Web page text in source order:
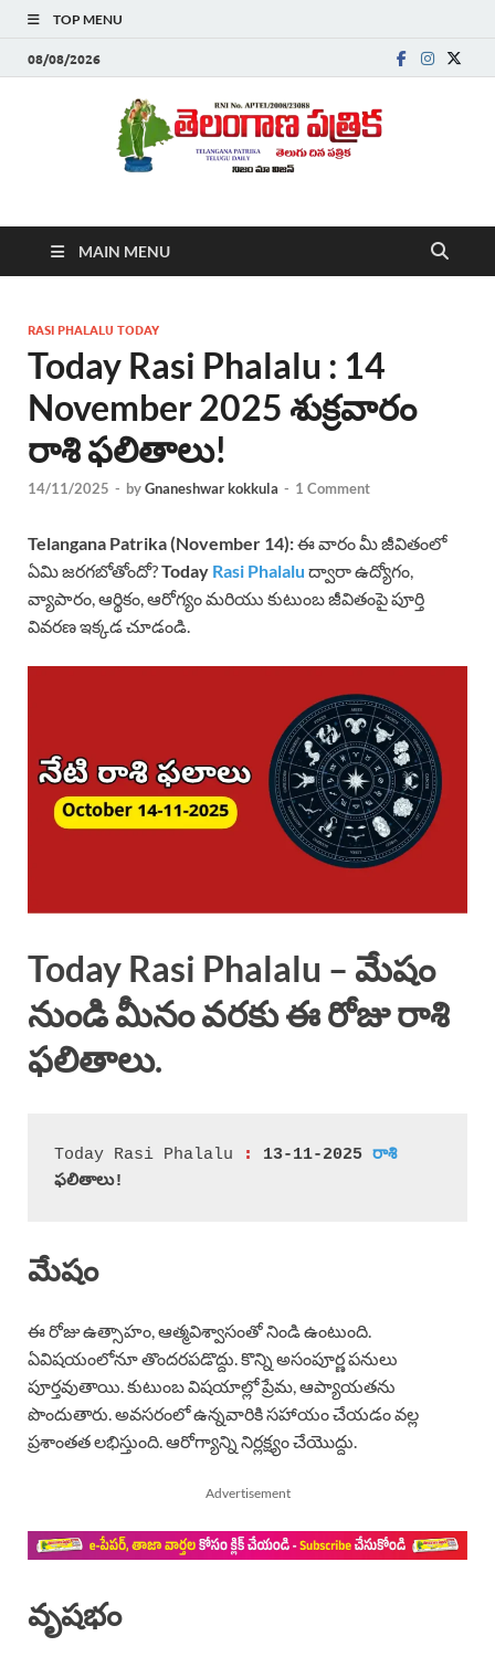
TOP MENU
08/08/2026
Telanganapatrika
,Latest Telangana News, Rajanna Sircilla News, Telangana
Breaking News, Telugu Newspaper Online, Today Telugu News,
తెలుగు వార్తలు , బ్రేకింగ్ న్యూస్ తెలుగులో , తెలంగాణ లో తాజా అప్‌డేట్స్ ,
తెలుగు న్యూస్ పేపర్
MAIN MENU
RASI PHALALU TODAY
Today Rasi Phalalu : 14
November 2025 శుక్రవారం
రాశి ఫలితాలు!
14/11/2025 - byGnaneshwar kokkula - 1 Comment
Telangana Patrika (November 14):ఈ వారం మీ జీవితంలో
ఏమి జరగబోతోందో?Today Rasi Phalalu ద్వారా ఉద్యోగం,
వ్యాపారం, ఆర్థికం, ఆరోగ్యం మరియు కుటుంబ జీవితంపై పూర్తి
వివరణ ఇక్కడ చూడండి.
Today Rasi Phalalu – మేషం
నుండి మీనం వరకు ఈ రోజు రాశి
ఫలితాలు.
Today Rasi Phalalu : 13-11-2025 రాశి
ఫలితాలు!
మేషం
ఈ రోజు ఉత్సాహం, ఆత్మవిశ్వాసంతో నిండి ఉంటుంది.
ఏవిషయంలోనూ తొందరపడొద్దు. కొన్ని అసంపూర్ణ పనులు
పూర్తవుతాయి. కుటుంబ విషయాల్లో ప్రేమ, ఆప్యాయతను
పొందుతారు. అవసరంలో ఉన్నవారికి సహాయం చేయడం వల్ల
ప్రశాంతత లభిస్తుంది. ఆరోగ్యాన్ని నిర్లక్ష్యం చేయొద్దు.
Advertisement
వృషభం